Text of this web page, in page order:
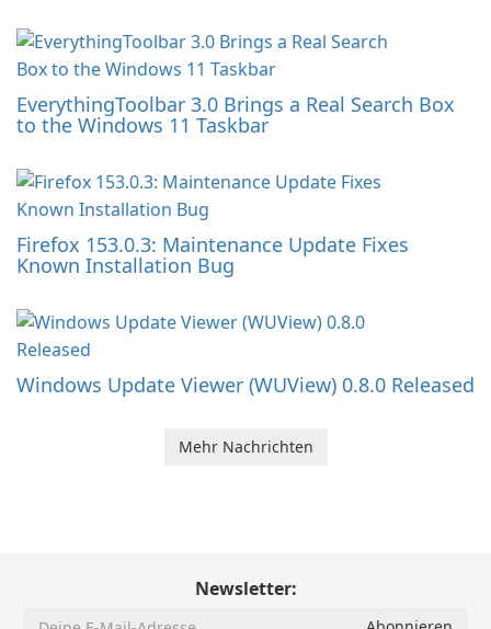
EverythingToolbar 3.0 Brings a Real Search Box
to the Windows 11 Taskbar
Firefox 153.0.3: Maintenance Update Fixes
Known Installation Bug
Windows Update Viewer (WUView) 0.8.0 Released
Mehr Nachrichten
Newsletter: